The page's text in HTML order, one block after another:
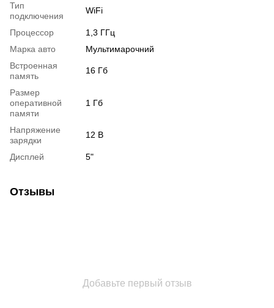
Тип
подключения
WiFi
Процессор
1,3 ГГц
Марка авто
Мультимарочний
Встроенная
память
16 Гб
Размер
оперативной
памяти
1 Гб
Напряжение
зарядки
12 В
Дисплей 5"
Отзывы
Добавьте первый отзыв